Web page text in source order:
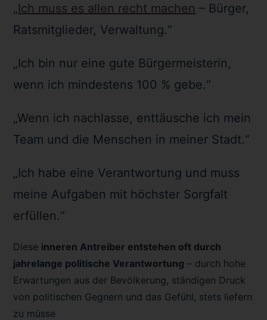
„Ich muss es allen recht machen – Bürger,
Ratsmitglieder, Verwaltung.“
„Ich bin nur eine gute Bürgermeisterin,
wenn ich mindestens 100 % gebe.“
„Wenn ich nachlasse, enttäusche ich mein
Team und die Menschen in meiner Stadt.“
„Ich habe eine Verantwortung und muss
meine Aufgaben mit höchster Sorgfalt
erfüllen.“
Diese inneren Antreiber entstehen oft durch
jahrelange politische Verantwortung – durch hohe
Erwartungen aus der Bevölkerung, ständigen Druck
von politischen Gegnern und das Gefühl, stets liefern
zu müsse